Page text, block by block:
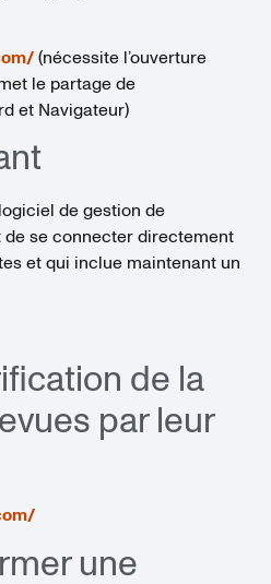
(nécessite l’ouverture
le partage de
et Navigateur)
de gestion de
de se connecter directement
et qui inclue maintenant un
de la
par leur
une